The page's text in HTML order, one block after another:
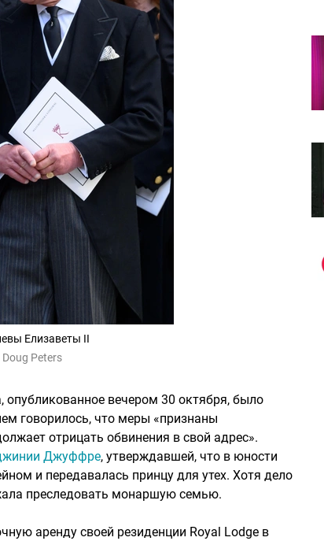
Елизаветы II
Doug Peters
вечером 30 октября, было
говорилось, что меры «признаны
отрицать обвинения в свой адрес».
Джуффре, утверждавшей, что в юности
и передавалась принцу для утех. Хотя дело
преследовать монаршую семью.
аренду своей резиденции Royal Lodge в